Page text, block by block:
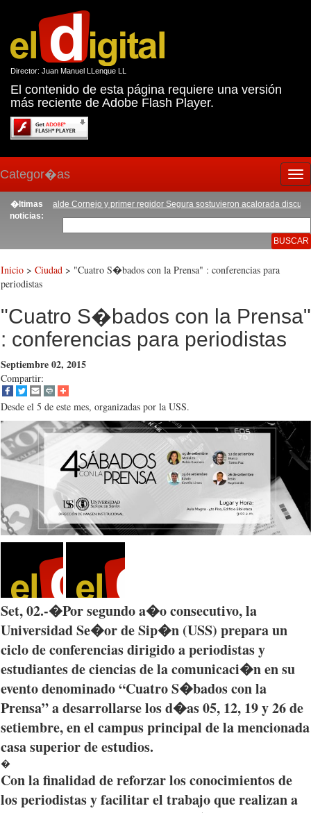
Director: Juan Manuel LLenque LL
El contenido de esta página requiere una versión
más reciente de Adobe Flash Player.
Categor�as
�ltimas
noticias:
| Alcalde Cornejo y primer regidor Segura sostuvieron acalorada discusi�n
Inicio > Ciudad > "Cuatro S�bados con la Prensa" : conferencias para
periodistas
"Cuatro S�bados con la Prensa"
: conferencias para periodistas
Septiembre 02, 2015
Compartir:
Desde el 5 de este mes, organizadas por la USS.
Set, 02.-�Porsegundoa�oconsecutivo, la
UniversidadSe�ordeSip�n (USS) preparaun
ciclodeconferenciasdirigidoaperiodistasy
estudiantesdecienciasde lacomunicaci�nensu
eventodenominado“CuatroS�badoscon la
Prensa”adesarrollarselosd�as05, 12, 19 y 26 de
setiembre, en el campus principal de lamencionada
casa superior deestudios.
�
Con lafinalidaddereforzarlosconocimientosde
losperiodistasyfacilitarel trabajoquerealizana